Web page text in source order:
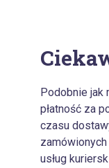
Podobnie jak
płatność za
czasu
usług